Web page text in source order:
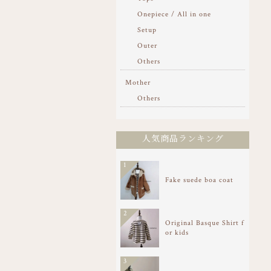
Onepiece / All in one
Setup
Outer
Others
Mother
Others
人気商品ランキング
Fake suede boa coat
1
Original Basque Shirt f
or kids
2
3